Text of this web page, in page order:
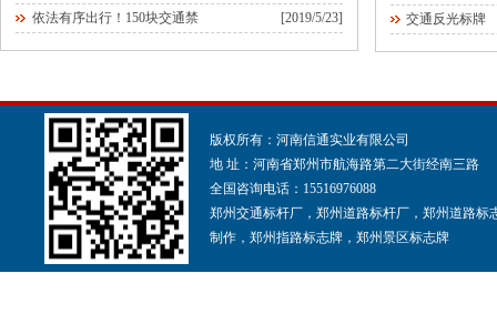
依法有序出行！150块交通禁
[2019/5/23]
交通反光标牌
版权所有：河南信通实业有限公司
地 址：河南省郑州市航海路第二大街经南三路
全国咨询电话：15516976088
郑州交通标杆厂，郑州道路标杆厂，郑州道路
制作，郑州指路标志牌，郑州景区标志牌